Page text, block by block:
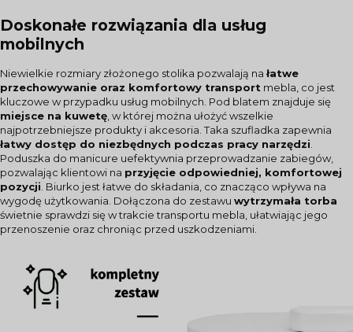
Doskonałe rozwiązania dla usług
mobilnych
Niewielkie rozmiary złożonego stolika pozwalają na łatwe
przechowywanie oraz komfortowy transport mebla, co jest
kluczowe w przypadku usług mobilnych. Pod blatem znajduje się
miejsce na kuwetę , w której można ułożyć wszelkie
najpotrzebniejsze produkty i akcesoria. Taka szufladka zapewnia
łatwy dostęp do niezbędnych podczas pracy narzędzi
Poduszka do manicure uefektywnia przeprowadzanie zabiegów,
pozwalając klientowi na przyjęcie odpowiedniej, komfortowej
pozycji . Biurko jest łatwe do składania, co znacząco wpływa na
wygodę użytkowania. Dołączona do zestawu wytrzymała torba
świetnie sprawdzi się w trakcie transportu mebla, ułatwiając jego
przenoszenie oraz chroniąc przed uszkodzeniami.